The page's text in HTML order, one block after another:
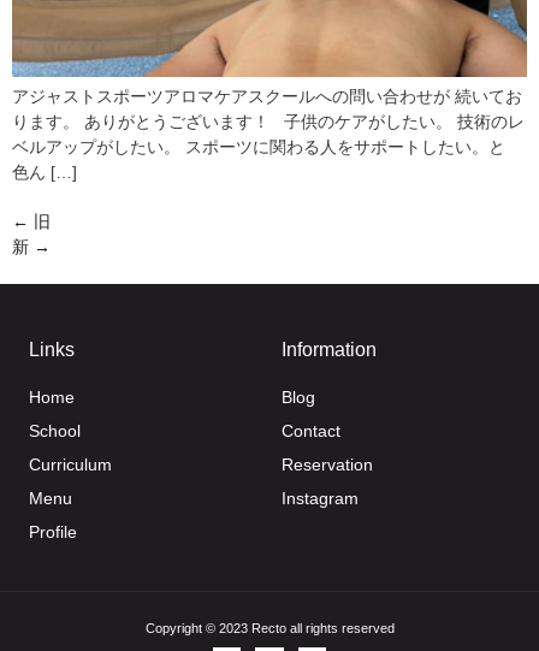
アジャストスポーツアロマケアスクールへの問い合わせが 続いてお
ります。 ありがとうございます！ 子供のケアがしたい。 技術のレ
ベルアップがしたい。 スポーツに関わる人をサポートしたい。と
色ん […]
←
旧
新 →
Links
Home
School
Curriculum
Menu
Profile
Information
Blog
Contact
Reservation
Instagram
Copyright © 2023 Recto all rights reserved